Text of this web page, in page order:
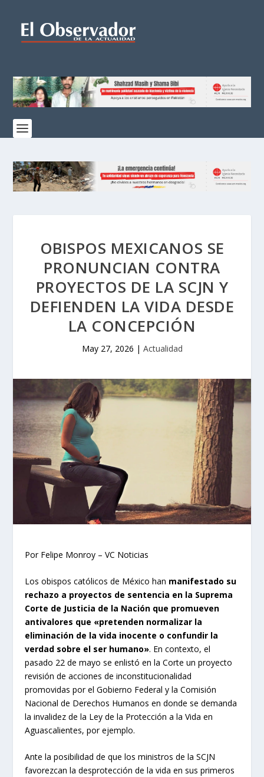
OBISPOS MEXICANOS SE
PRONUNCIAN CONTRA
PROYECTOS DE LA SCJN Y
DEFIENDEN LA VIDA DESDE
LA CONCEPCIÓN
May 27, 2026 | Actualidad
Por Felipe Monroy – VC Noticias
Los obispos católicos de México han manifestado su
rechazo a proyectos de sentencia en la Suprema
Corte de Justicia de la Nación que promueven
antivalores que «pretenden normalizar la
eliminación de la vida inocente o confundir la
verdad sobre el ser humano». En contexto, el
pasado 22 de mayo se enlistó en la Corte un proyecto
revisión de acciones de inconstitucionalidad
promovidas por el Gobierno Federal y la Comisión
Nacional de Derechos Humanos en donde se demanda
la invalidez de la Ley de la Protección a la Vida en
Aguascalientes, por ejemplo.
Ante la posibilidad de que los ministros de la SCJN
favorezcan la desprotección de la vida en sus primeros